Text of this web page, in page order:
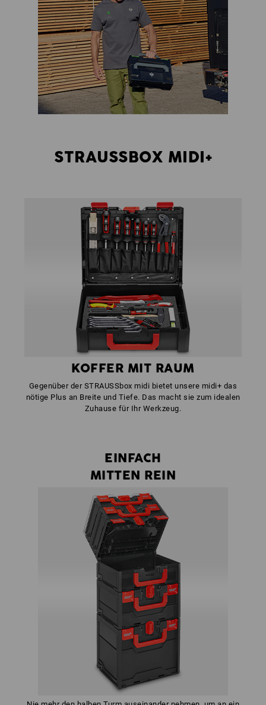
STRAUSSBOX MIDI+
KOFFER MIT RAUM
Gegenüber der STRAUSSbox midi bietet unsere midi+ das
nötige Plus an Breite und Tiefe. Das macht sie zum idealen
Zuhause für Ihr Werkzeug.
EINFACH
MITTEN REIN